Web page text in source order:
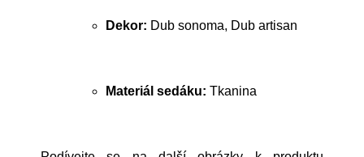
Dekor: Dub sonoma, Dub artisan
Materiál sedáku: Tkanina